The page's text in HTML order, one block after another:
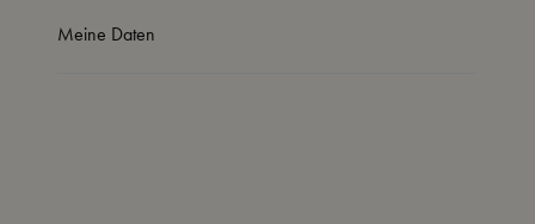
Meine Daten